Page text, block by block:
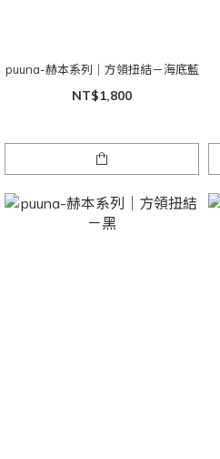
puuna-赫本系列｜方領扭結－海底藍
NT$1,800